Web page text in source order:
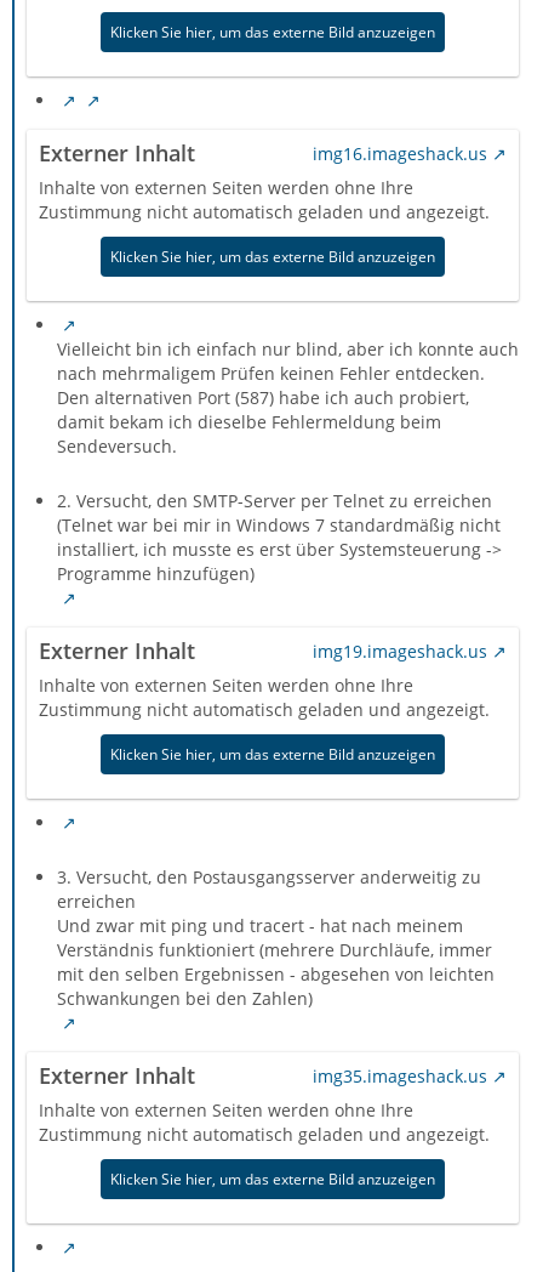
Klicken Sie hier, um das externe Bild anzuzeigen
Externer Inhalt
img16.imageshack.us
Inhalte von externen Seiten werden ohne Ihre
Zustimmung nicht automatisch geladen und angezeigt.
Klicken Sie hier, um das externe Bild anzuzeigen
Vielleicht bin ich einfach nur blind, aber ich konnte auch
nach mehrmaligem Prüfen keinen Fehler entdecken.
Den alternativen Port (587) habe ich auch probiert,
damit bekam ich dieselbe Fehlermeldung beim
Sendeversuch.
2. Versucht, den SMTP-Server per Telnet zu erreichen
(Telnet war bei mir in Windows 7 standardmäßig nicht
installiert, ich musste es erst über Systemsteuerung ->
Programme hinzufügen)
Externer Inhalt
img19.imageshack.us
Inhalte von externen Seiten werden ohne Ihre
Zustimmung nicht automatisch geladen und angezeigt.
Klicken Sie hier, um das externe Bild anzuzeigen
3. Versucht, den Postausgangsserver anderweitig zu
erreichen
Und zwar mit ping und tracert - hat nach meinem
Verständnis funktioniert (mehrere Durchläufe, immer
mit den selben Ergebnissen - abgesehen von leichten
Schwankungen bei den Zahlen)
Externer Inhalt
img35.imageshack.us
Inhalte von externen Seiten werden ohne Ihre
Zustimmung nicht automatisch geladen und angezeigt.
Klicken Sie hier, um das externe Bild anzuzeigen